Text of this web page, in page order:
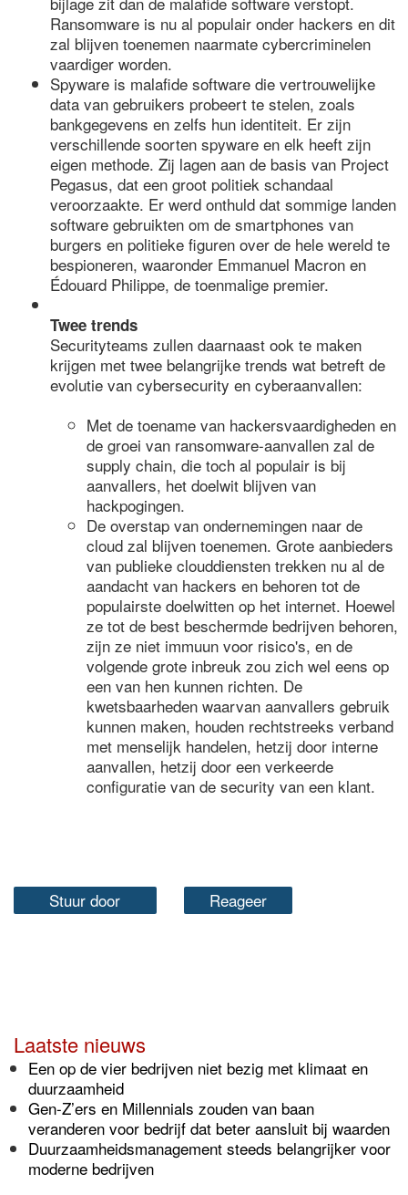
Ransomware is nu al populair onder hackers en dit
zal blijven toenemen naarmate cybercriminelen
vaardiger worden.
Spyware is malafide software die vertrouwelijke
data van gebruikers probeert te stelen, zoals
bankgegevens en zelfs hun identiteit. Er zijn
verschillende soorten spyware en elk heeft zijn
eigen methode. Zij lagen aan de basis van Project
Pegasus, dat een groot politiek schandaal
veroorzaakte. Er werd onthuld dat sommige landen
software gebruikten om de smartphones van
burgers en politieke figuren over de hele wereld te
bespioneren, waaronder Emmanuel Macron en
Édouard Philippe, de toenmalige premier.
Twee trends
Securityteams zullen daarnaast ook te maken
krijgen met twee belangrijke trends wat betreft de
evolutie van cybersecurity en cyberaanvallen:
Met de toename van hackersvaardigheden en
de groei van ransomware-aanvallen zal de
supply chain, die toch al populair is bij
aanvallers, het doelwit blijven van
hackpogingen.
De overstap van ondernemingen naar de
cloud zal blijven toenemen. Grote aanbieders
van publieke clouddiensten trekken nu al de
aandacht van hackers en behoren tot de
populairste doelwitten op het internet. Hoewel
ze tot de best beschermde bedrijven behoren,
zijn ze niet immuun voor risico's, en de
volgende grote inbreuk zou zich wel eens op
een van hen kunnen richten. De
kwetsbaarheden waarvan aanvallers gebruik
kunnen maken, houden rechtstreeks verband
met menselijk handelen, hetzij door interne
aanvallen, hetzij door een verkeerde
configuratie van de security van een klant.
Stuur door Reageer
Laatste nieuws
Een op de vier bedrijven niet bezig met klimaat en
duurzaamheid
Gen-Z’ers en Millennials zouden van baan
veranderen voor bedrijf dat beter aansluit bij waarden
Duurzaamheidsmanagement steeds belangrijker voor
moderne bedrijven